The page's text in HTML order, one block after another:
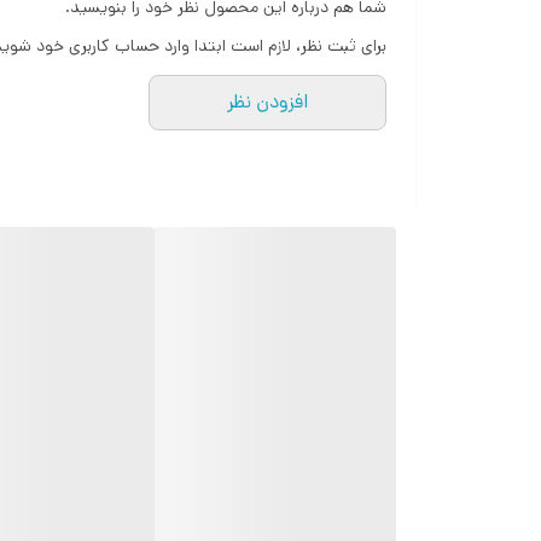
شما هم درباره این محصول نظر خود را بنویسید.
برای ثبت نظر، لازم است ابتدا وارد حساب کاربری خود
افزودن نظر